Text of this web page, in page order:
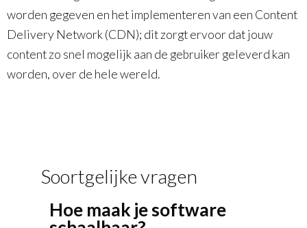
worden gegeven en het implementeren van een Content
Delivery Network (CDN); dit zorgt ervoor dat jouw
content zo snel mogelijk aan de gebruiker geleverd kan
worden, over de hele wereld.
Soortgelijke vragen
Hoe maak je software